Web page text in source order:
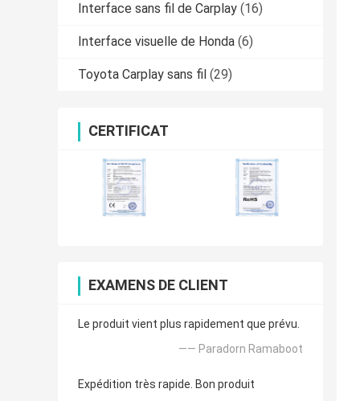
Interface sans fil de Carplay (16)
Interface visuelle de Honda (6)
Toyota Carplay sans fil (29)
CERTIFICAT
EXAMENS DE CLIENT
Le produit vient plus rapidement que prévu.
—— Paradorn Ramaboot
Expédition très rapide. Bon produit